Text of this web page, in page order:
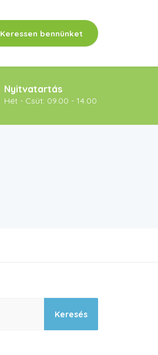
Keressen bennünket
Nyitvatartás
Hét - Csüt: 09.00 - 14.00